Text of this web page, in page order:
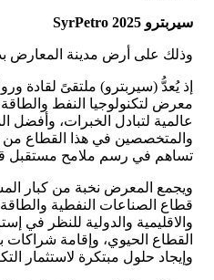
سيربترو SyrPetro 2025
وذلك على أرض مدينة المعارض
إذ يُعدُّ (سيربترو) ملتقىً لقادة
معرض لتكنولوجيا النفط
عالمية لتبادل الخبرات، وأفضل
والمتخصصين في هذا القطاع من
تساهم في رسم ملامح مستقبل
ويجمع المعرض نخبة من كبار
قطاع الصناعات النفطية
والاقليمية والدولية للنظر في
القطاع الحيوي، وإقامة
وإيجاد حلول مبتكرة لاستثمار